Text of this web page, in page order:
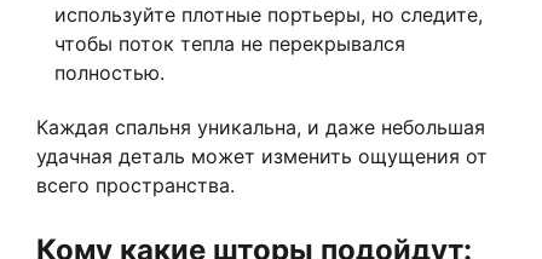
используйте плотные портьеры, но следите,
чтобы поток тепла не перекрывался
полностью.
Каждая спальня уникальна, и даже небольшая
удачная деталь может изменить ощущения от
всего пространства.
Кому какие шторы подойдут: